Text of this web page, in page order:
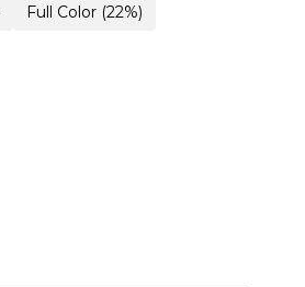
Full Color (22%)